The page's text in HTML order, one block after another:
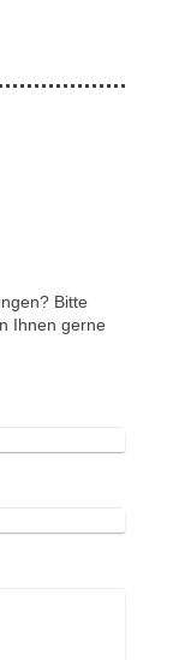
Bitte
Ihnen gerne